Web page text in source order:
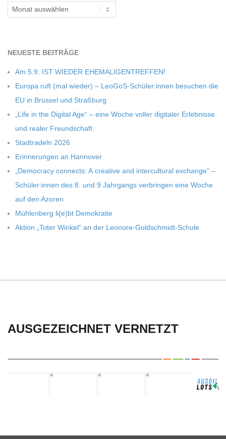
M
I
D
T
-
S
C
U
E
Archiv
NEU­ESTE BEITRÄGE
Am 5.9. IST WIEDER EHEMALIGENTREFFEN!
Europa ruft (mal wie­der) – LeoGoS-Schüler:innen besu­chen die
EU in Brüs­sel und Straßburg
„Life in the Digi­tal Age“ – eine Woche vol­ler digi­ta­ler Erleb­nisse
und rea­ler Freundschaft
Stadt­ra­deln 2026
Erin­ne­run­gen an Hannover
„Demo­cracy con­nects: A crea­tive and inter­cul­tu­ral exch­ange” –
Schüler:innen des 8. und 9 Jahr­gangs ver­brin­gen eine Woche
auf den Azoren
Müh­len­berg li(e)bt Demokratie
Aktion „Toter Win­kel“ an der Leonore-Goldschmidt-Schule
AUSGEZEICHNET VERNETZT